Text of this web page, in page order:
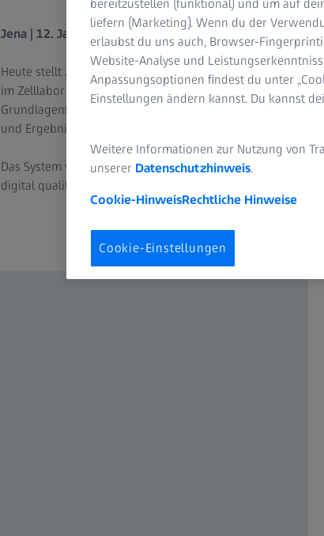
Jena | 12. Januar 2023 | ZEISS Research Microscopy
Heute stellt ZEISS sein neues All-in-One Cell Imaging
im Zelllabor durch künstliche Intelligenz (KI) und
Grundlagenforschung, vom Phasenkontrast bis zur
und Ergebnisse besser reproduzierbar.
Das System verfügt über ein intuitives
digital qualitativ hochwertige Bilder, denn Einstellungen
bereitzustellen (funktional) und um auf
liefern (Marketing). Wenn du der
erlaubst du uns auch, Browser-
Website-Analyse und
Anpassungsoptionen findest du unter
Einstellungen ändern kannst. Du kannst
Weitere Informationen zur Nutzung von
unserer Datenschutzhinweis.
Cookie-HinweisRechtliche Hinweise
Cookie-Einstellungen